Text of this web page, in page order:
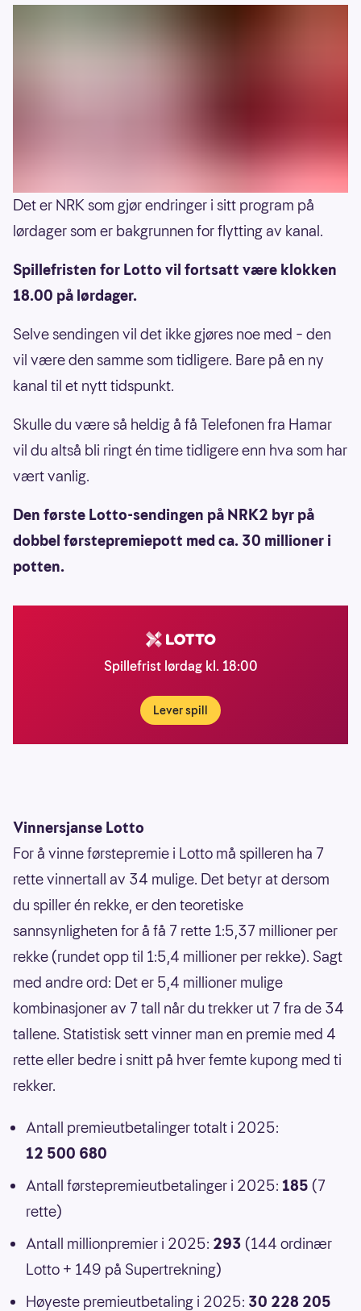
Det er NRK som gjør endringer i sitt program på
lørdager som er bakgrunnen for flytting av kanal.
Spillefristen for Lotto vil fortsatt være klokken
18.00 på lørdager.
Selve sendingen vil det ikke gjøres noe med – den
vil være den samme som tidligere. Bare på en ny
kanal til et nytt tidspunkt.
Skulle du være så heldig å få Telefonen fra Hamar
vil du altså bli ringt én time tidligere enn hva som har
vært vanlig.
Den første Lotto-sendingen på NRK2 byr på
dobbel førstepremiepott med ca. 30 millioner i
potten.
Spillefrist lørdag kl. 18:00
Lever spill
Vinnersjanse Lotto
For å vinne førstepremie i Lotto må spilleren ha 7
rette vinnertall av 34 mulige. Det betyr at dersom
du spiller én rekke, er den teoretiske
sannsynligheten for å få 7 rette 1:5,37 millioner per
rekke (rundet opp til 1:5,4 millioner per rekke). Sagt
med andre ord: Det er 5,4 millioner mulige
kombinasjoner av 7 tall når du trekker ut 7 fra de 34
tallene. Statistisk sett vinner man en premie med 4
rette eller bedre i snitt på hver femte kupong med ti
rekker.
Antall premieutbetalinger totalt i 2025:
12 500 680
Antall førstepremieutbetalinger i 2025: 185 (7
rette)
Antall millionpremier i 2025: 293 (144 ordinær
Lotto + 149 på Supertrekning)
Høyeste premieutbetaling i 2025: 30 228 205